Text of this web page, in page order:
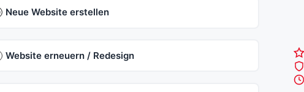
Neue Website erstellen
Website erneuern / Redesign